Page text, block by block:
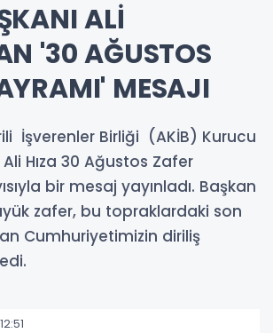
ALİ
'30 AĞUSTOS
MESAJI
İşverenler Birliği (AKİB) Kurucu
Hıza 30 Ağustos Zafer
bir mesaj yayınladı. Başkan
zafer, bu topraklardaki son
Cumhuriyetimizin diriliş